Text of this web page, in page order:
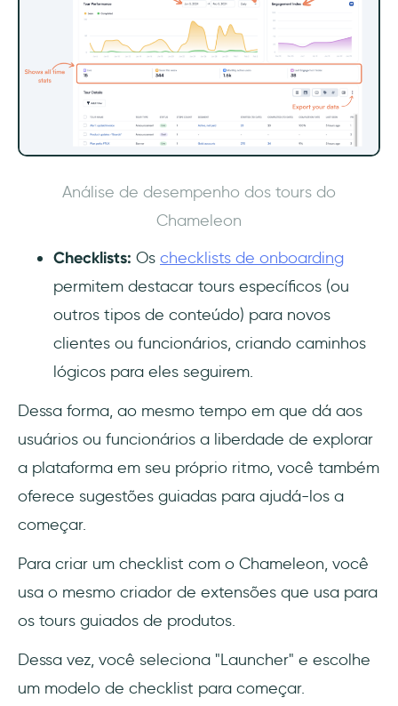
Análise de desempenho dos tours do
Chameleon
Checklists: Os checklists de onboarding
permitem destacar tours específicos (ou
outros tipos de conteúdo) para novos
clientes ou funcionários, criando caminhos
lógicos para eles seguirem.
Dessa forma, ao mesmo tempo em que dá aos
usuários ou funcionários a liberdade de explorar
a plataforma em seu próprio ritmo, você também
oferece sugestões guiadas para ajudá-los a
começar.
Para criar um checklist com o Chameleon, você
usa o mesmo criador de extensões que usa para
os tours guiados de produtos.
Dessa vez, você seleciona "Launcher" e escolhe
um modelo de checklist para começar.